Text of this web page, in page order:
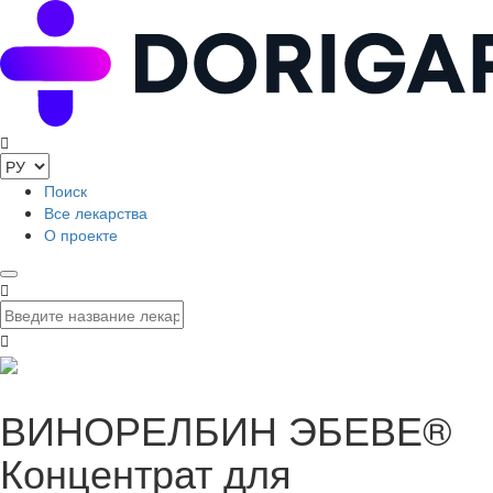
Поиск
Все лекарства
О проекте
ВИНОРЕЛБИН ЭБЕВЕ®
Концентрат для